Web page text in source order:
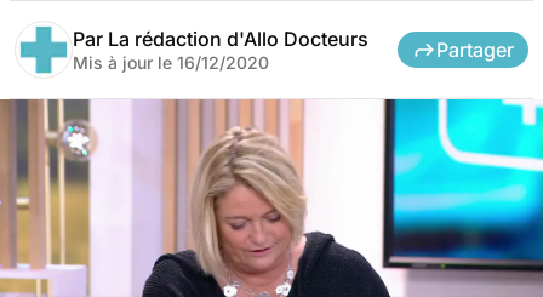
Par La rédaction d'Allo Docteurs
Mis à jour le 16/12/2020
Partager